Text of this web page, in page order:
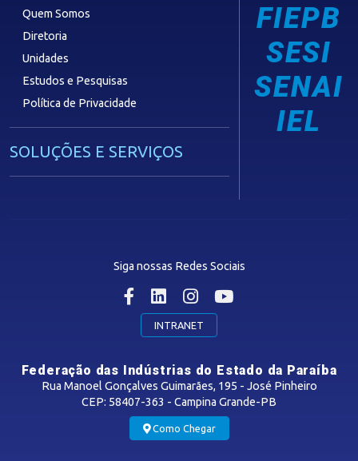
Quem Somos
Diretoria
Unidades
Estudos e Pesquisas
Política de Privacidade
SOLUÇÕES E SERVIÇOS
CONTRIBUIÇÃO SINDICAL
FIEPB
SESI
SENAI
IEL
Siga nossas Redes Sociais
INTRANET
Federação das Indústrias do Estado da Paraíba
Rua Manoel Gonçalves Guimarães, 195 - José Pinheiro
CEP: 58407-363 - Campina Grande-PB
Como Chegar